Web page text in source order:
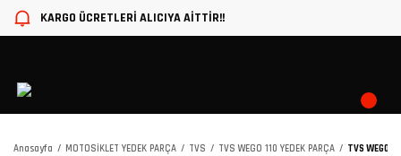
KARGO ÜCRETLERİ ALICIYA AİTTİR!!
Anasayfa MOTOSİKLET YEDEK PARÇA TVS TVS WEGO 110 YEDEK PARÇA TVS WEGO